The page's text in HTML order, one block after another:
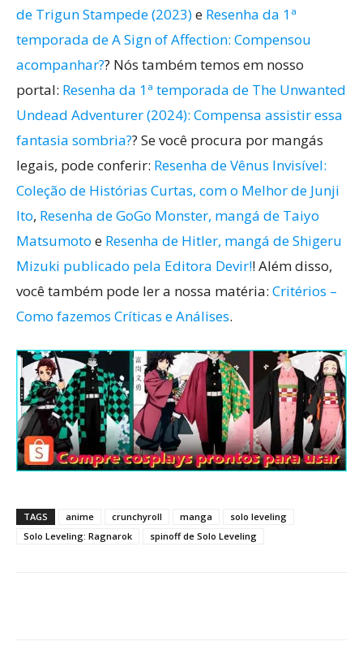
de Trigun Stampede (2023)e Resenha da 1ª
temporada de A Sign of Affection: Compensou
acompanhar?? Nós também temos em nosso
portal: Resenha da 1ª temporada de The Unwanted
Undead Adventurer (2024): Compensa assistir essa
fantasia sombria?? Se você procura por mangás
legais, pode conferir: Resenha de Vênus Invisível:
Coleção de Histórias Curtas, com o Melhor de Junji
Ito, Resenha de GoGo Monster, mangá de Taiyo
Matsumoto e Resenha de Hitler, mangá de Shigeru
Mizuki publicado pela Editora Devir!! Além disso,
você também pode ler a nossa matéria: Critérios –
Como fazemos Críticas e Análises.
TAGS anime crunchyroll manga
solo leveling
Solo Leveling: Ragnarok
spinoff de Solo Leveling